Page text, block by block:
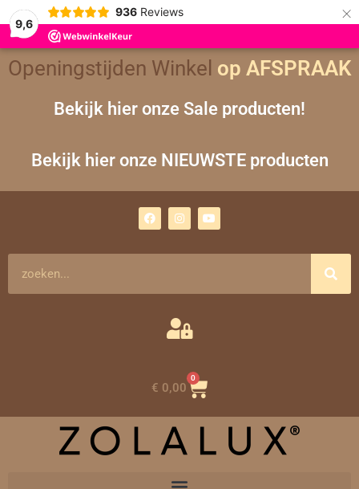
9,6
936 Reviews ×
Openingstijden Winkel op AFSPRAAK
Bekijk hier onze Sale producten!
Bekijk hier onze NIEUWSTE producten
a
c
n
s
m
o
u
€ 0,00
0
Winkelwagen